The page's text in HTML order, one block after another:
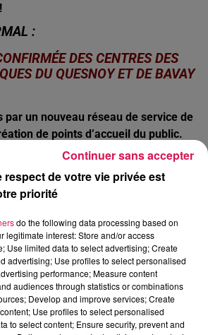
:
DES CENTRES DES
DU QUESNOY ET DE BAVAY
par un nouveau réseau de service de
de points d’accueil du public.
du Quesnoy, elle sera transformée en
BLANCHES EN SAMBRE-
de nouvelles antennes-relais de
été ou vont être installées cette
SFR vient de s’implanter à
mats seront bientôt implantés à
à Bettrechies, à St Waast-La-Vallée
Sauvage.
respect de votre vie privée est
priorité
do the following data processing based on
legitimate interest: Store and/or access
Use limited data to select advertising; Create
advertising; Use profiles to select personalised
performance; Measure content
audiences through statistics or combinations
Develop and improve services; Create
Use profiles to select personalised
to select content; Ensure security, prevent and
Continuer sans accepter